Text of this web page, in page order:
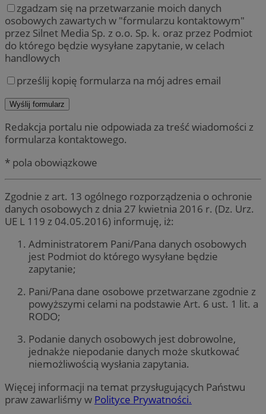
zgadzam się na przetwarzanie moich danych
osobowych zawartych w "formularzu kontaktowym"
przez Silnet Media Sp. z o.o. Sp. k. oraz przez Podmiot
do którego będzie wysyłane zapytanie, w celach
handlowych
prześlij kopię formularza na mój adres email
Redakcja portalu nie odpowiada za treść wiadomości z
formularza kontaktowego.
* pola obowiązkowe
Zgodnie z art. 13 ogólnego rozporządzenia o ochronie
danych osobowych z dnia 27 kwietnia 2016 r. (Dz. Urz.
UE L 119 z 04.05.2016) informuję, iż:
Administratorem Pani/Pana danych osobowych
jest Podmiot do którego wysyłane będzie
zapytanie;
Pani/Pana dane osobowe przetwarzane zgodnie z
powyższymi celami na podstawie Art. 6 ust. 1 lit. a
RODO;
Podanie danych osobowych jest dobrowolne,
jednakże niepodanie danych może skutkować
niemożliwością wysłania zapytania.
Więcej informacji na temat przysługujących Państwu
praw zawarliśmy w Polityce Prywatności.